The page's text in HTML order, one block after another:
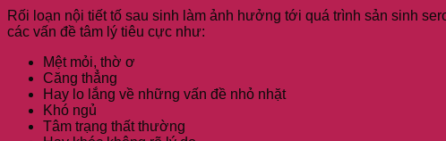
Rối loạn nội tiết tố sau sinh làm ảnh hưởng tới quá trình sản sinh
các vấn đề tâm lý tiêu cực như:
Mệt mỏi, thờ ơ
Căng thẳng
Hay lo lắng về những vấn đề nhỏ nhặt
Khó ngủ
Tâm trạng thất thường